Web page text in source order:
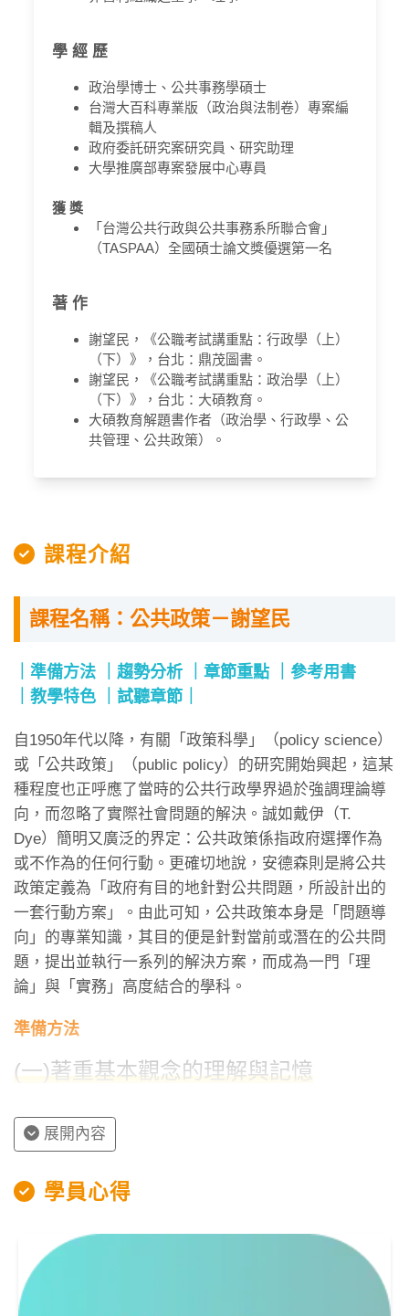
課程介紹
課程名稱：公共政策－謝望民
準備方法 趨勢分析 章節重點
參考用書
教學特色
試聽章節
自1950年代以降，有關「政策科學」（policy science）
或「公共政策」（public policy）的研究開始興起，這某
種程度也正呼應了當時的公共行政學界過於強調理論導
向，而忽略了實際社會問題的解決。誠如戴伊（T.
Dye）簡明又廣泛的界定：公共政策係指政府選擇作為
或不作為的任何行動。更確切地說，安德森則是將公共
政策定義為「政府有目的地針對公共問題，所設計出的
一套行動方案」。由此可知，公共政策本身是「問題導
向」的專業知識，其目的便是針對當前或潛在的公共問
題，提出並執行一系列的解決方案，而成為一門「理
論」與「實務」高度結合的學科。
準備方法
(一)著重基本觀念的理解與記憶
誠如前述國外學者們對於公共政策的界定，這門國
考科目首重的便是「基本觀念」的釐清與界定，以
程，所進行的探討與理解。
首先，就公共政策運作過程而論，國內廣為援用的
便是下列五項的階段或流程：
展開內容
學員心得
學 經 歷
政治學博士、公共事務學碩士
台灣大百科專業版（政治與法制卷）專案編
輯及撰稿人
政府委託研究案研究員、研究助理
大學推廣部專案發展中心專員
獲 獎
「台灣公共行政與公共事務系所聯合會」
（TASPAA）全國碩士論文獎優選第一名
著 作
謝望民，《公職考試講重點：行政學（上）
（下）》，台北：鼎茂圖書。
謝望民，《公職考試講重點：政治學（上）
（下）》，台北：大碩教育。
大碩教育解題書作者（政治學、行政學、公
共管理、公共政策）。